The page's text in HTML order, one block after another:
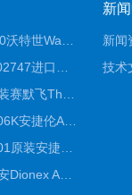
827975-906K安捷伦Agilent原装ZORBAX液相色谱柱*
035311戴安Dionex AS4分析柱阴离子交换色谱柱厂家
新
新闻
技术